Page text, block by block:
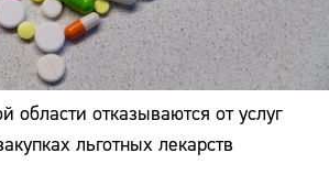
области отказываются от услуг
льготных лекарств